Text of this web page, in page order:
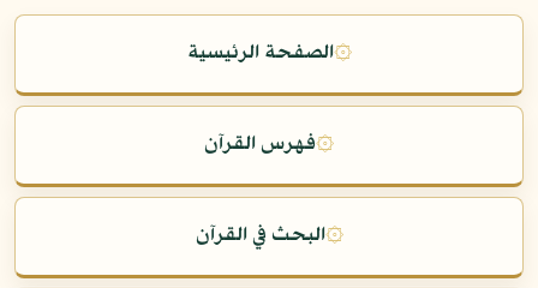
۞الصفحة الرئيسية
۞فهرس القرآن
۞البحث في القرآن